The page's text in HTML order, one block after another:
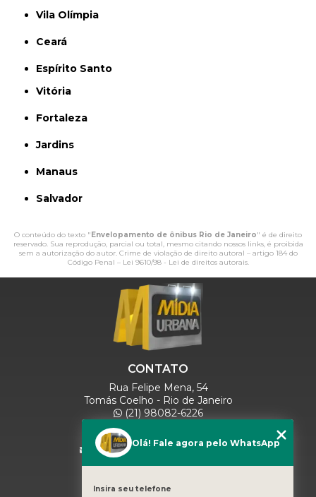
Vila Olímpia
Ceará
Espírito Santo
Vitória
Fortaleza
Jardins
Manaus
Salvador
O conteúdo do texto " Envelopamento de ônibus Rio de Janeiro" é de direito
reservado. Sua reprodução, parcial ou total, mesmo citando nossos links, é proibida
sem a autorização do autor. Crime de violação de direito autoral – artigo 184 do
Código Penal – Lei 9610/98 - Lei de direitos autorais.
CONTATO
Rua Felipe Mena, 54
Tomás Coelho - Rio de Janeiro
(21) 98082-6226
(21) 97280-9600
(11) 93071-5918
comercialmidiaurbana@gmail.com
Olá! Fale agora pelo WhatsApp
Insira seu telefone